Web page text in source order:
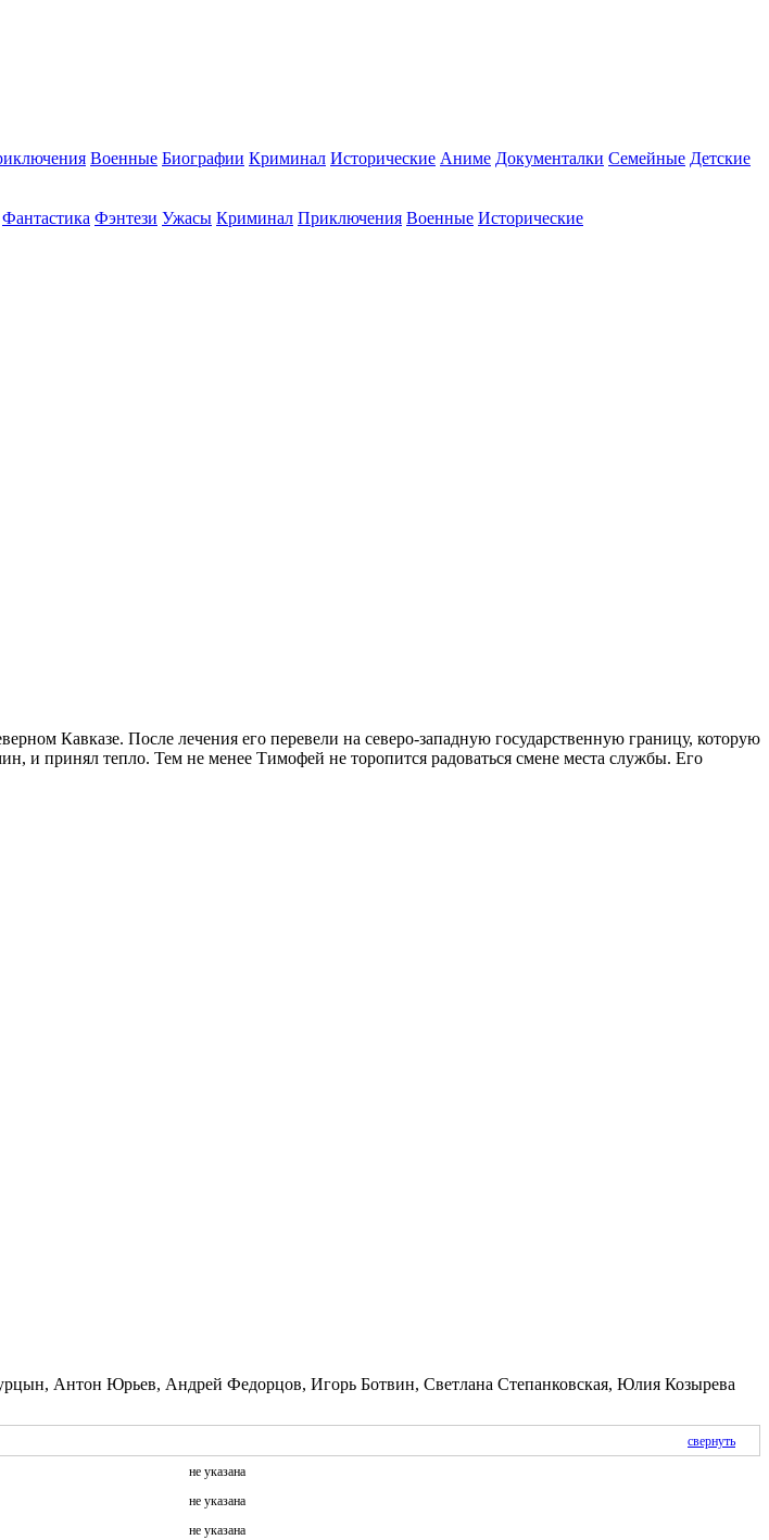
Военные Биографии Криминал Исторические Аниме Документалки Семейные Детские
Фантастика Фэнтези Ужасы Криминал Приключения Военные Исторические
Кавказе. После лечения его перевели на северо-западную государственную границу, которую
и принял тепло. Тем не менее Тимофей не торопится радоваться смене места службы. Его
Антон Юрьев, Андрей Федорцов, Игорь Ботвин, Светлана Степанковская, Юлия Козырева
свернуть
не указана
не указана
не указана